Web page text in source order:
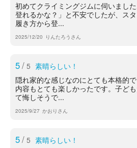
初めてクライミングジムに伺いまし
登れるかな？」と不安でしたが、ス
履き方から登...
2025/12/20 りんたろうさん
5/ 5 素晴らしい！
隠れ家的な感じなのにとても本格的で
内容もとても楽しかったです。子ど
て悔しそうで...
2025/9/27 かおりさん
5/ 5 素晴らしい！